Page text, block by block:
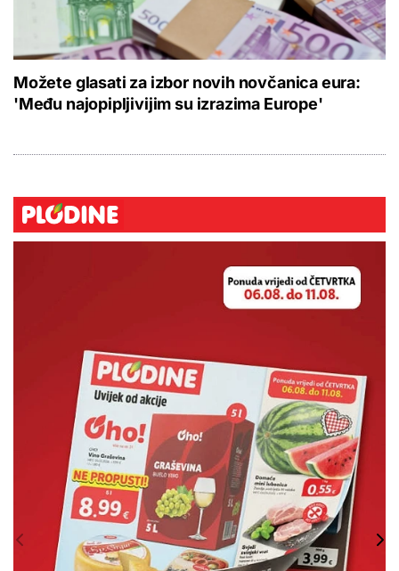
Možete glasati za izbor novih novčanica eura:
'Među najopipljivijim su izrazima Europe'